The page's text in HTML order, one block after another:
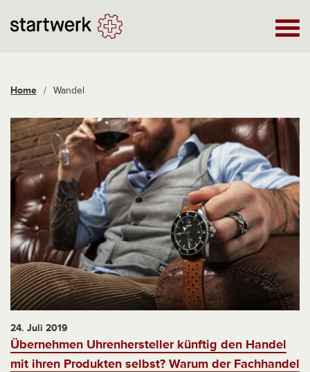
Home / Wandel
24. Juli 2019
Übernehmen Uhrenhersteller künftig den Handel
mit ihren Produkten selbst? Warum der Fachhandel